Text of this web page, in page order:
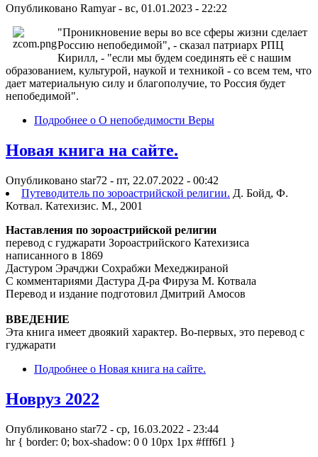
Опубликовано Ramyar- вс, 01.01.2023 - 22:22
"Проникновение веры во все сферы жизни сделает
Россию непобедимой", - сказал патриарх РПЦ
Кирилл, - "если мы будем соединять её с нашим
образованием, культурой, наукой и техникой - со всем тем, что
дает материальную силу и благополучие, то Россия будет
непобедимой".
Подробнее о О непобедимости Веры
Новая книга на сайте.
Опубликовано star72 - пт, 22.07.2022 - 00:42
Путеводитель по зороастрийской религии. Д. Бойд, Ф.
Котвал. Катехизис. М., 2001
Наставления по зороастрийской религии
перевод с гуджарати Зороастрийского Катехизиса
написанного в 1869
Дастуром Эрачджи Сохрабжи Мехеджираной
С комментариями Дастура Д-ра Фируза М. Котвала
Перевод и издание подготовил Дмитрий Амосов
ВВЕДЕНИЕ
Эта книга имеет двоякий характер. Во-первых, это перевод с
гуджарати
Подробнее о Новая книга на сайте.
Новруз 2022
Опубликовано star72 - ср, 16.03.2022 - 23:44
hr { border: 0; box-shadow: 0 0 10px 1px #fff6f1 }